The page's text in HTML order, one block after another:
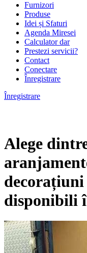
Furnizori
Produse
Idei și Sfaturi
Agenda Miresei
Calculator dar
Prestezi servicii?
Contact
Conectare
Înregistrare
Înregistrare
Alege
disponibili